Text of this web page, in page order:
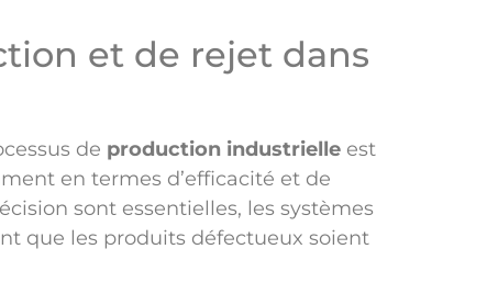
et de rejet dans
de production industrielle est
en termes d’efficacité et de
sont essentielles, les systèmes
que les produits défectueux soient